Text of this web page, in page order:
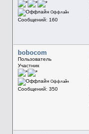
Оффлайн
Сообщений: 160
bobocom
Пользователь
Участник
Оффлайн
Сообщений: 350